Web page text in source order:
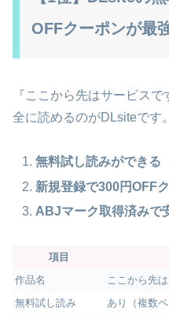
OFFクーポンが最
『ここから先はサービス
全に読めるのがDLsiteです
無料試し読みができる
新規登録で300円OFF
ABJマーク取得済みで
項目
作品名
ここから先
無料試し読み
あり（複数ペ